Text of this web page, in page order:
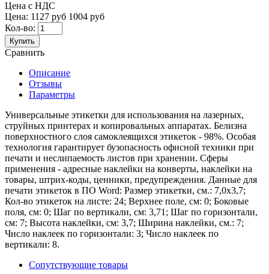
Цена с НДС
Цена: 1127 руб 1004 руб
Кол-во:
Купить
Сравнить
Описание
Отзывы
Параметры
Универсальные этикетки для использования на лазерных,
струйных принтерах и копировальных аппаратах. Белизна
поверхностного слоя самоклеящихся этикеток - 98%. Особая
технология гарантирует бузопасность офисной техники при
печати и неслипаемость листов при хранении. Сферы
применения - адресные наклейки на конверты, наклейки на
товары, штрих-коды, ценники, предупреждения. Данные для
печати этикеток в ПО Word: Размер этикетки, см.: 7,0х3,7;
Кол-во этикеток на листе: 24; Верхнее поле, см: 0; Боковые
поля, см: 0; Шаг по вертикали, см: 3,71; Шаг по горизонтали,
см: 7; Высота наклейки, см: 3,7; Ширина наклейки, см.: 7;
Число наклеек по горизонтали: 3; Число наклеек по
вертикали: 8.
Сопутствующие товары